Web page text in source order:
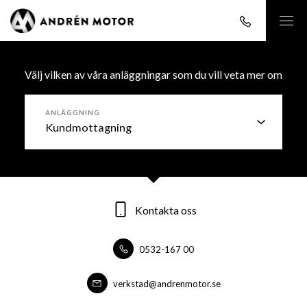
Välj vilken av våra anläggningar som du vill veta mer om
ANLÄGGNING
Kontakta oss
0532-167 00
verkstad@andrenmotor.se
Kontakta oss
0532-16700
verkstad@andrenmotor.se
Kontakta oss
0532-16700
forsaljning@andrenmotor.se